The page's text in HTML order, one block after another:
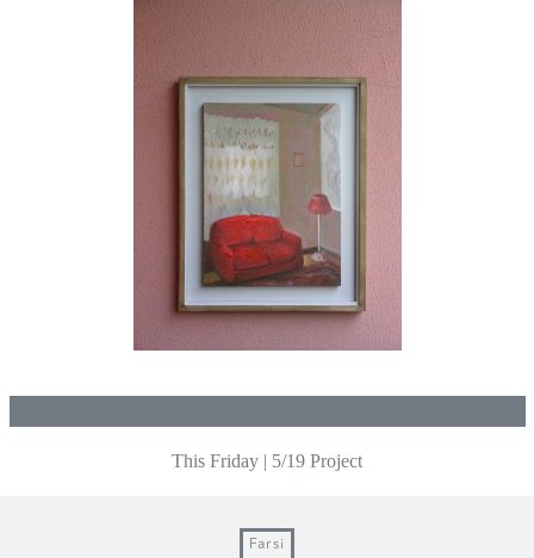
Post
This Friday | 5/19 Project
Farsi